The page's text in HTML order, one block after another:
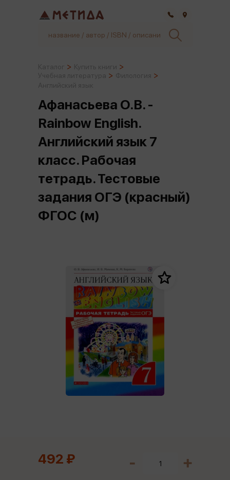
Афанасьева О.В. -
Rainbow English.
Английский язык 7
класс. Рабочая
тетрадь. Тестовые
задания ОГЭ (красный)
ФГОС (м)
492 ₽